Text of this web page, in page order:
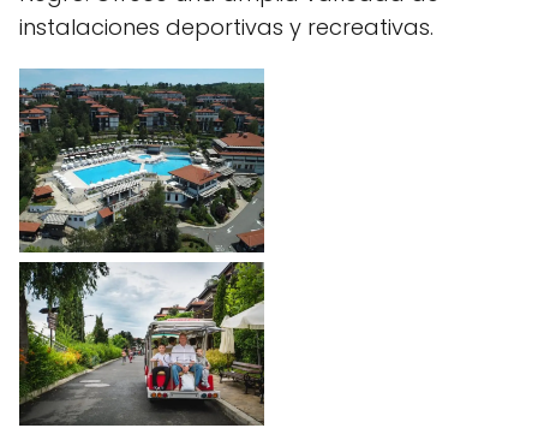
instalaciones deportivas y recreativas.